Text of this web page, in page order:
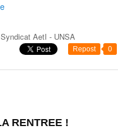
Syndicat AetI - UNSA
Repost 0
RENTREE !